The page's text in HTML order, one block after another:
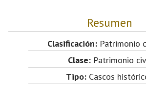
Resumen
Clasificación:Patrimonio
Clase:Patrimonio
Tipo:Cascos